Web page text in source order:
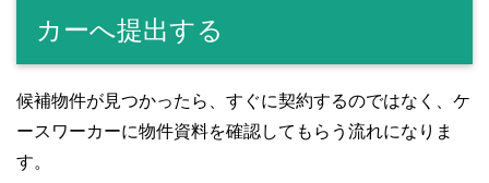
カーへ提出する
候補物件が見つかったら、すぐに契約するのではなく、ケ
ースワーカーに物件資料を確認してもらう流れになりま
す。